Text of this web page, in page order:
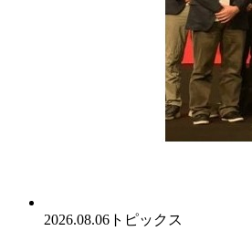
2026.08.06 トピックス